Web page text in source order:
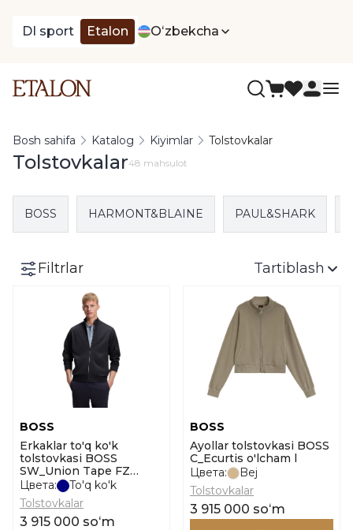
DI sport Etalon Oʻzbekcha
Bosh sahifa Katalog Kiyimlar Tolstovkalar
Tolstovkalar48 mahsulot
BOSS HARMONT&BLAINE PAUL&SHARK
Filtrlar Tartiblash
BOSS
Erkaklar to'q ko'k
tolstovkasi BOSS
SW_Union Tape FZ
o'lcham l
Цвета:
To'q ko'k
Tolstovkalar
3 915 000 soʻm
BOSS
Ayollar tolstovkasi BOSS
C_Ecurtis o'lcham l
Цвета:
Bej
Tolstovkalar
3 915 000 soʻm